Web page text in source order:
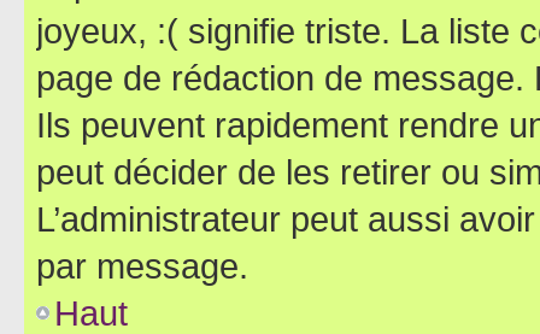
joyeux, :( signifie triste. La liste
page de rédaction de
Ils peuvent rapidement rendre
peut décider de les retirer ou
L’administrateur peut aussi
par message.
Haut